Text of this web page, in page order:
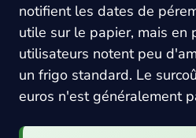
notifient les dates de
utile sur le papier, mais en
utilisateurs notent peu
un frigo standard. Le
euros n'est généralement